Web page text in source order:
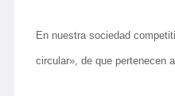
En nuestra sociedad
circular», de que pertenecen